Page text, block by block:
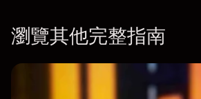
瀏覽其他完整指南